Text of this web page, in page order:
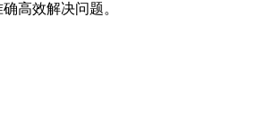
高效解决问题。